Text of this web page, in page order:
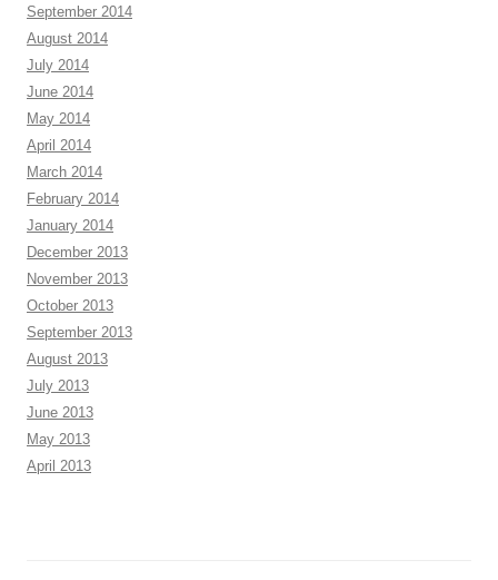
September 2014
August 2014
July 2014
June 2014
May 2014
April 2014
March 2014
February 2014
January 2014
December 2013
November 2013
October 2013
September 2013
August 2013
July 2013
June 2013
May 2013
April 2013